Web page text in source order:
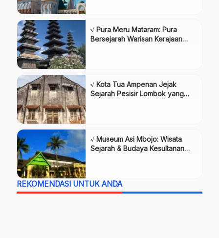
√ Pura Meru Mataram: Pura
Bersejarah Warisan Kerajaan
√ Kota Tua Ampenan Jejak
Sejarah Pesisir Lombok yang
√ Museum Asi Mbojo: Wisata
Sejarah & Budaya Kesultanan
REKOMENDASI UNTUK ANDA